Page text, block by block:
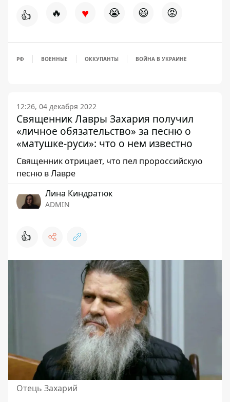
👍 🔥 ♥ 😭 😆 😡
РФ ВОЕННЫЕ ОККУПАНТЫ ВОЙНА В УКРАИНЕ
12:26, 04 декабря 2022
Священник Лавры Захария получил
«личное обязательство» за песню о
«матушке-руси»: что о нем известно
Священник отрицает, что пел пророссийскую
песню в Лавре
Лина Киндратюк
ADMIN
👍
Отець Захарий